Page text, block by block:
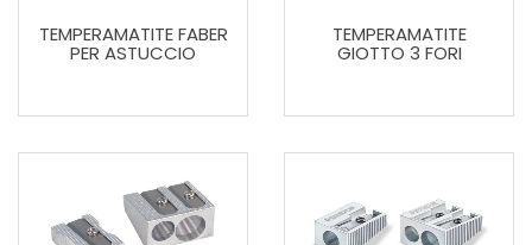
TEMPERAMATITE FABER
PER ASTUCCIO
TEMPERAMATITE
GIOTTO 3 FORI